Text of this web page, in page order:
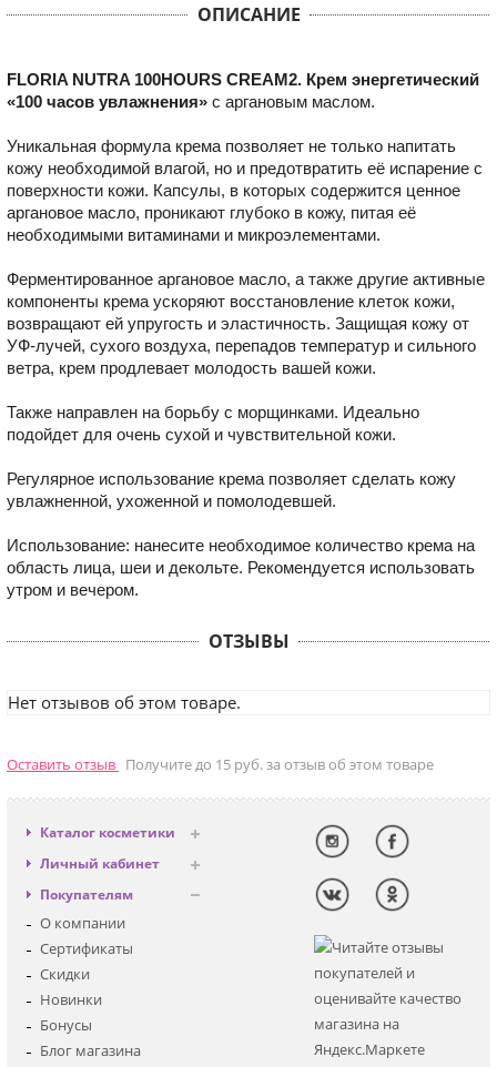
ОПИСАНИЕ
FLORIA NUTRA 100HOURS CREAM2. Крем энергетический
«100 часов увлажнения» с аргановым маслом.
Уникальная формула крема позволяет не только напитать
кожу необходимой влагой, но и предотвратить её испарение с
поверхности кожи. Капсулы, в которых содержится ценное
аргановое масло, проникают глубоко в кожу, питая её
необходимыми витаминами и микроэлементами.
Ферментированное аргановое масло, а также другие активные
компоненты крема ускоряют восстановление клеток кожи,
возвращают ей упругость и эластичность. Защищая кожу от
УФ-лучей, сухого воздуха, перепадов температур и сильного
ветра, крем продлевает молодость вашей кожи.
Также направлен на борьбу с морщинками. Идеально
подойдет для очень сухой и чувствительной кожи.
Регулярное использование крема позволяет сделать кожу
увлажненной, ухоженной и помолодевшей.
Использование: нанесите необходимое количество крема на
область лица, шеи и декольте. Рекомендуется использовать
утром и вечером.
ОТЗЫВЫ
Нет отзывов об этом товаре.
Оставить отзыв Получите до 15 руб. за отзыв об этом товаре
Каталог косметики
Антивозрастная
Декоративная
Для глаз
Для тела
Наборы
Личный кабинет
Вход
Регистрация
Покупателям
О компании
Сертификаты
Скидки
Новинки
Бонусы
Блог магазина